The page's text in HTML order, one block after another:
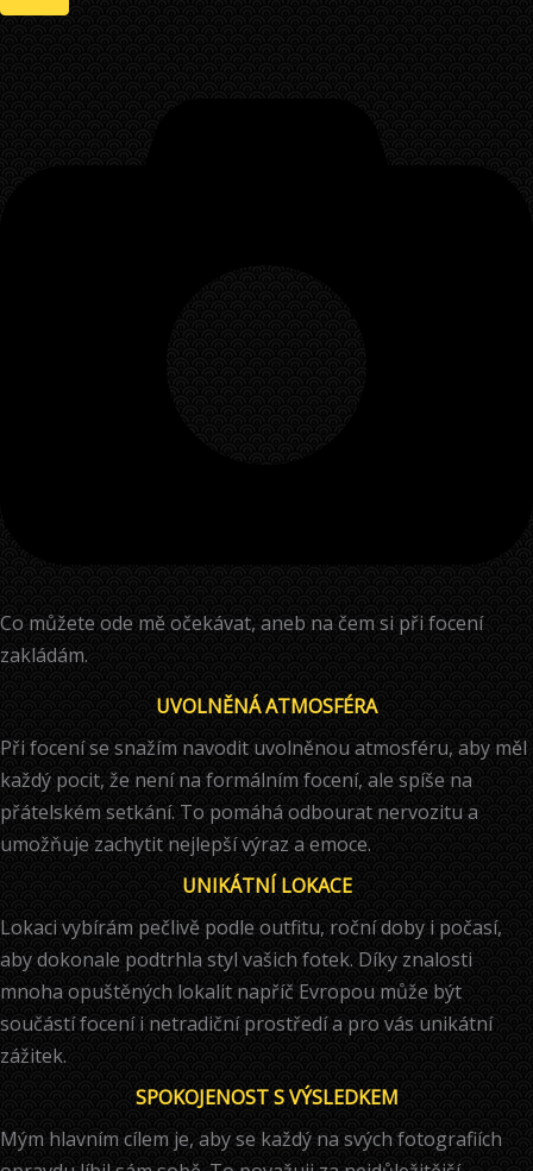
Co můžete ode mě očekávat, aneb na čem si při focení
zakládám.
UVOLNĚNÁ ATMOSFÉRA
Při focení se snažím navodit uvolněnou atmosféru, aby měl
každý pocit, že není na formálním focení, ale spíše na
přátelském setkání. To pomáhá odbourat nervozitu a
umožňuje zachytit nejlepší výraz a emoce.
UNIKÁTNÍ LOKACE
Lokaci vybírám pečlivě podle outfitu, roční doby i počasí,
aby dokonale podtrhla styl vašich fotek. Díky znalosti
mnoha opuštěných lokalit napříč Evropou může být
součástí focení i netradiční prostředí a pro vás unikátní
zážitek.
SPOKOJENOST S VÝSLEDKEM
Mým hlavním cílem je, aby se každý na svých fotografiích